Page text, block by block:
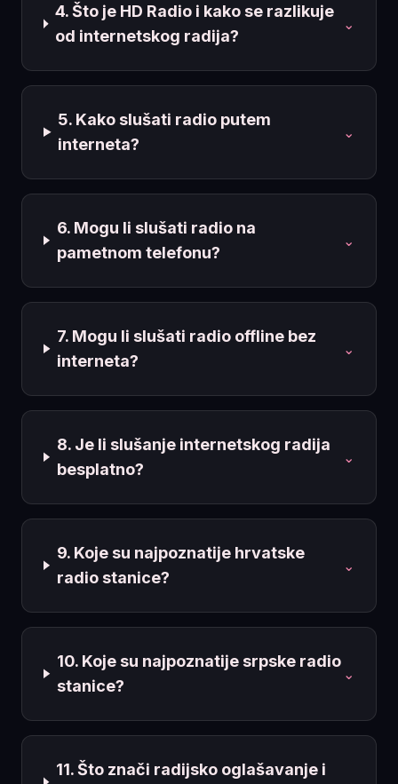
4. Što je HD Radio i kako se razlikuje
od internetskog radija?
⌄
5. Kako slušati radio putem
interneta?
⌄
6. Mogu li slušati radio na
pametnom telefonu?
⌄
7. Mogu li slušati radio offline bez
interneta?
⌄
8. Je li slušanje internetskog radija
besplatno?
⌄
9. Koje su najpoznatije hrvatske
radio stanice?
⌄
10. Koje su najpoznatije srpske radio
stanice?
⌄
11. Što znači radijsko oglašavanje i